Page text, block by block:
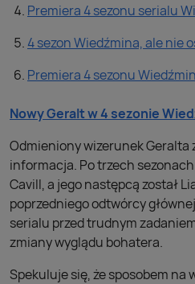
Premiera 4 sezonu serialu
4 sezon Wiedźmina, ale nie
Premiera 4 sezonu
Nowy Geralt w 4 sezonie
Odmieniony wizerunek Geralta
informacja. Po trzech
Cavill, a jego następcą został
poprzedniego odtwórcy
serialu przed trudnym
zmiany wyglądu bohatera.
Spekuluje się, że sposobem na